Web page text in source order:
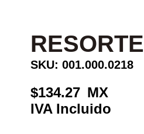
RESORTE
SKU: 001.000.0218
134.27